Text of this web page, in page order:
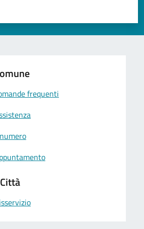
5 stelle su 5
su 5
su 5
5
frequenti